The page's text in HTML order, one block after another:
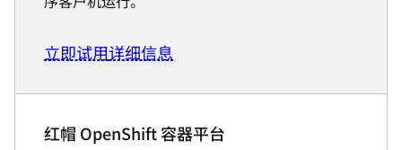
立即试用详细信息
红帽 OpenShift 容器平台